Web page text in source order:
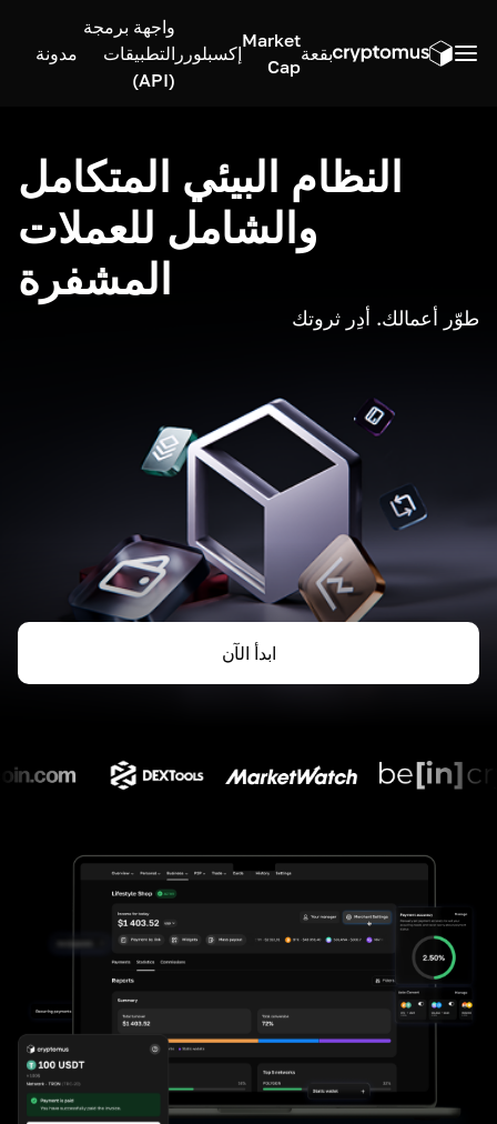
بقعة
Market
Cap
إكسبلورر
واجهة برمجة
التطبيقات
(API)
مدونة
النظام البيئي المتكامل
والشامل للعملات
المشفرة
طوّر أعمالك. أدِر ثروتك
ابدأ الآن